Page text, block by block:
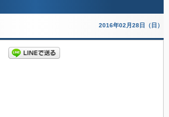
2016年02月28日（日）